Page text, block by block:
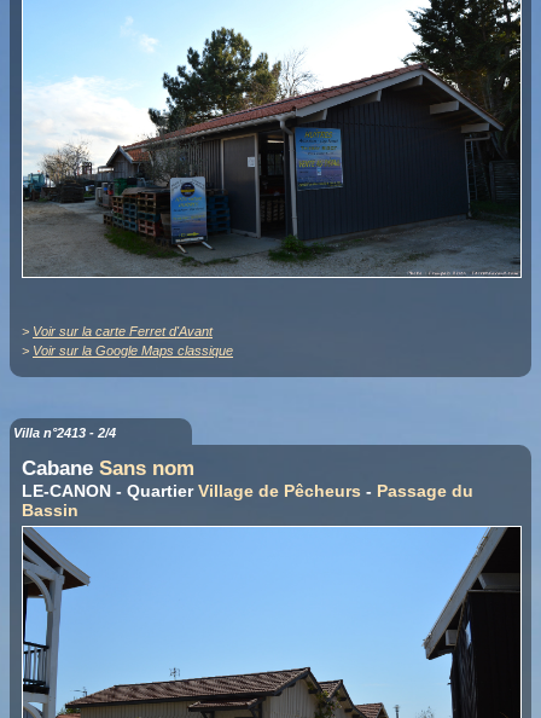
> Voir sur la carte Ferret d'Avant
> Voir sur la Google Maps classique
Villa n°2413 - 2/4
Cabane Sans nom
LE-CANON - QuartierVillage de Pêcheurs - Passage du
Bassin